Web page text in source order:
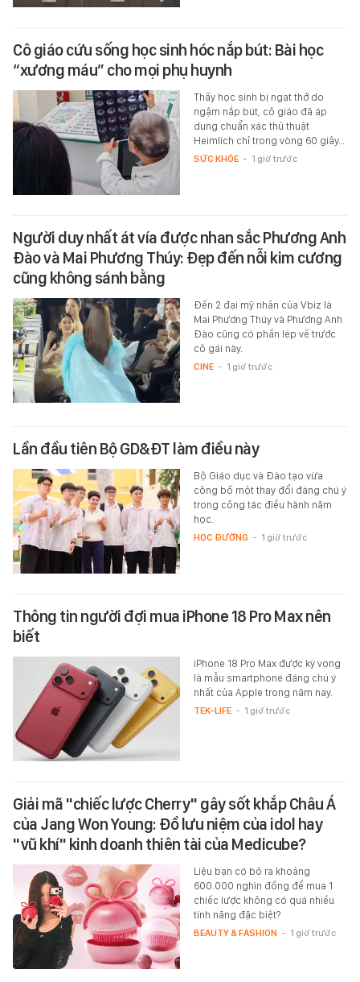
Cô giáo cứu sống học sinh hóc nắp bút: Bài học
“xương máu” cho mọi phụ huynh
Thấy học sinh bị ngạt thở do
ngậm nắp bút, cô giáo đã áp
dụng chuẩn xác thủ thuật
Heimlich chỉ trong vòng 60 giây…
SỨC KHỎE - 1 giờ trước
Người duy nhất át vía được nhan sắc Phương Anh
Đào và Mai Phương Thúy: Đẹp đến nỗi kim cương
cũng không sánh bằng
Đến 2 đại mỹ nhân của Vbiz là
Mai Phương Thúy và Phương Anh
Đào cũng có phần lép vế trước
cô gái này.
CINE - 1 giờ trước
Lần đầu tiên Bộ GD&ĐT làm điều này
Bộ Giáo dục và Đào tạo vừa
công bố một thay đổi đáng chú ý
trong công tác điều hành năm
học.
HỌC ĐƯỜNG - 1 giờ trước
Thông tin người đợi mua iPhone 18 Pro Max nên
biết
iPhone 18 Pro Max được kỳ vọng
là mẫu smartphone đáng chú ý
nhất của Apple trong năm nay.
TEK-LIFE - 1 giờ trước
Giải mã "chiếc lược Cherry" gây sốt khắp Châu Á
của Jang Won Young: Đồ lưu niệm của idol hay
"vũ khí" kinh doanh thiên tài của Medicube?
Liệu bạn có bỏ ra khoảng
600.000 nghìn đồng để mua 1
chiếc lược không có quá nhiều
tính năng đặc biệt?
BEAUTY & FASHION - 1 giờ trước